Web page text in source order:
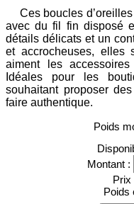
Ces boucles
avec du fil fin disposé
détails délicats et un
et accrocheuses, elles
aiment les
Idéales pour les
souhaitant proposer
faire authentique.
Poids
Montant :
Prix
Poids